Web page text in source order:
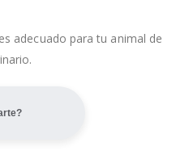
adecuado para tu animal de